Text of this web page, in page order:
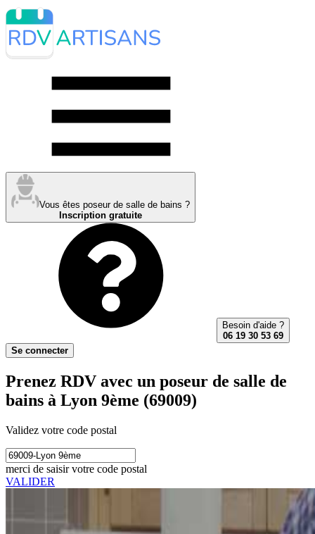
Vous êtes poseur de salle de bains ?
Inscription gratuite
Besoin d'aide ?
06 19 30 53 69
Se connecter
Prenez RDV avec un poseur de salle de
bains à Lyon 9ème (69009)
Validez votre code postal
merci de saisir votre code postal
VALIDER